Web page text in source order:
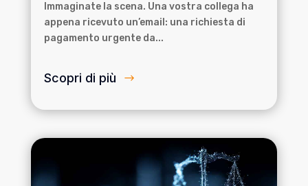
Immaginate la scena. Una vostra collega ha
appena ricevuto un’email: una richiesta di
pagamento urgente da...
Scopri di più